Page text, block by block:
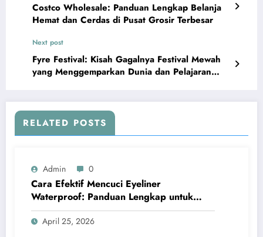
Costco Wholesale: Panduan Lengkap Belanja
Hemat dan Cerdas di Pusat Grosir Terbesar
Next post
Fyre Festival: Kisah Gagalnya Festival Mewah
yang Menggemparkan Dunia dan Pelajaran
RELATED POSTS
Admin 0
Cara Efektif Mencuci Eyeliner
Waterproof: Panduan Lengkap untuk
Pemula
April 25, 2026